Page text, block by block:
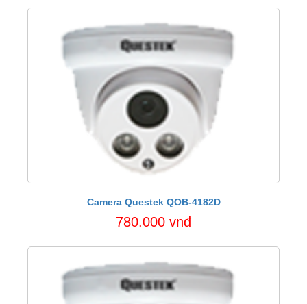
Camera Questek QOB-4182D
780.000 vnđ